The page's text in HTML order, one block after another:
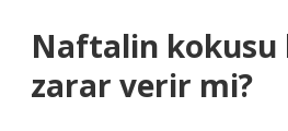
Naftalin kokusu
zarar verir mi?